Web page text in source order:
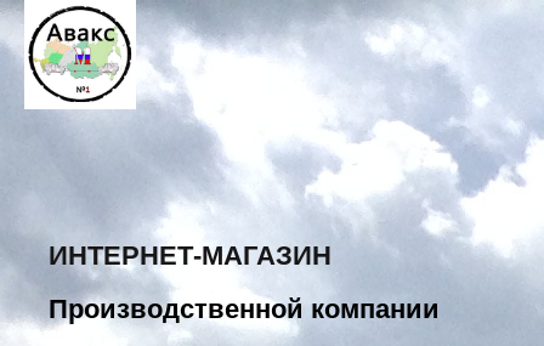
ИНТЕРНЕТ-МАГАЗИН
Производственной компании